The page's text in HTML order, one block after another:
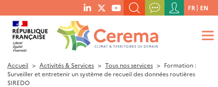
menu
social
links
RECHERCHER UN MOT-CLÉ, UNE PUBLICATION, ETC.
QUE RECHERCHEZ-VOUS ?
Menu
du
compte
de
FR EN
Accueil Activités & Services Tous nos services
Formation :
Surveiller et entretenir un système de recueil des données routières
SIREDO